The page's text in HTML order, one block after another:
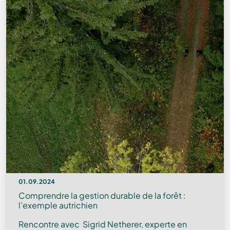
01.09.2024
Comprendre la gestion durable de la forêt :
l’exemple autrichien
Rencontre avec Sigrid Netherer, experte en